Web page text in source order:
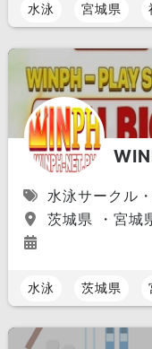
水泳 宮城県
水泳サークル
茨城県 ・宮城
水泳 茨城県